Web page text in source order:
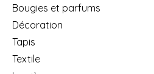
Bougies et parfums
Décoration
Tapis
Textile